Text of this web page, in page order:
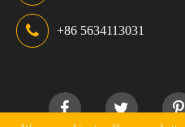
+86 5634113031